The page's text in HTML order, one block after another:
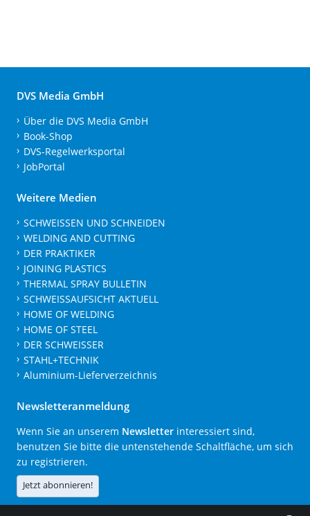
DVS Media GmbH
Über die DVS Media GmbH
Book-Shop
DVS-Regelwerksportal
JobPortal
Weitere Medien
SCHWEISSEN UND SCHNEIDEN
WELDING AND CUTTING
DER PRAKTIKER
JOINING PLASTICS
THERMAL SPRAY BULLETIN
SCHWEISSAUFSICHT AKTUELL
HOME OF WELDING
HOME OF STEEL
DER SCHWEISSER
STAHL+TECHNIK
Aluminium-Lieferverzeichnis
Newsletteranmeldung
Wenn Sie an unserem Newsletter interessiert sind,
benutzen Sie bitte die untenstehende Schaltfläche, um sich
zu registrieren.
Jetzt abonnieren!